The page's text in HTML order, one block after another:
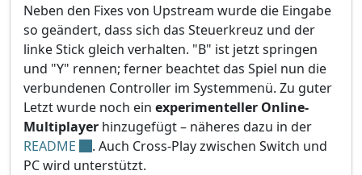
Neben den Fixes von Upstream wurde die Eingabe
so geändert, dass sich das Steuerkreuz und der
linke Stick gleich verhalten. "B" ist jetzt springen
und "Y" rennen; ferner beachtet das Spiel nun die
verbundenen Controller im Systemmenü. Zu guter
Letzt wurde noch ein experimenteller Online-
Multiplayer hinzugefügt – näheres dazu in der
README
. Auch Cross-Play zwischen Switch und
PC wird unterstützt.